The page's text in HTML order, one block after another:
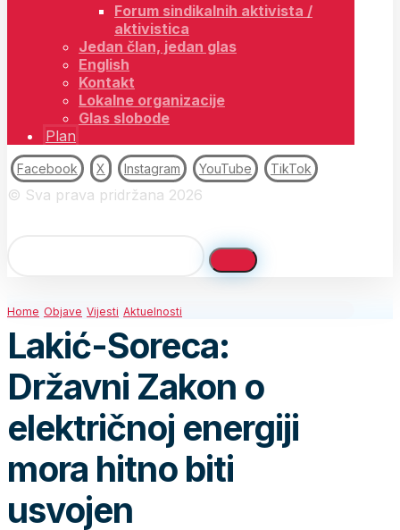
Forum sindikalnih aktivista /
aktivistica
Jedan član, jedan glas
English
Kontakt
Lokalne organizacije
Glas slobode
Plan
Facebook X Instagram YouTube TikTok
© Sva prava pridržana 2026
Home Objave Vijesti Aktuelnosti
Lakić-Soreca:
Državni Zakon o
električnoj energiji
mora hitno biti
usvojen